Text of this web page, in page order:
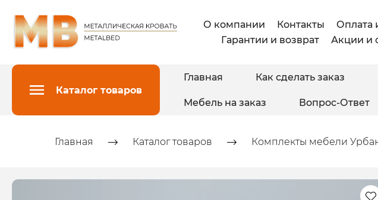
О компании Контакты
Оплата
Гарантии и возврат
Акции и
Каталог товаров
Главная Как сделать заказ
Мебель на заказ Вопрос-Ответ
Главная Каталог товаров Комплекты мебели